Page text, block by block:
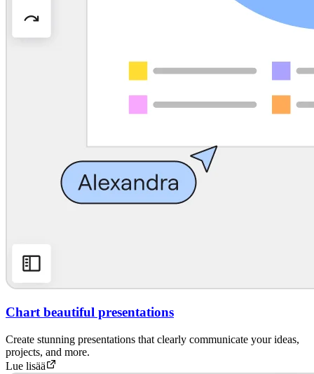
Chart beautiful presentations
Create stunning presentations that clearly communicate your ideas,
projects, and more.
Lue lisää